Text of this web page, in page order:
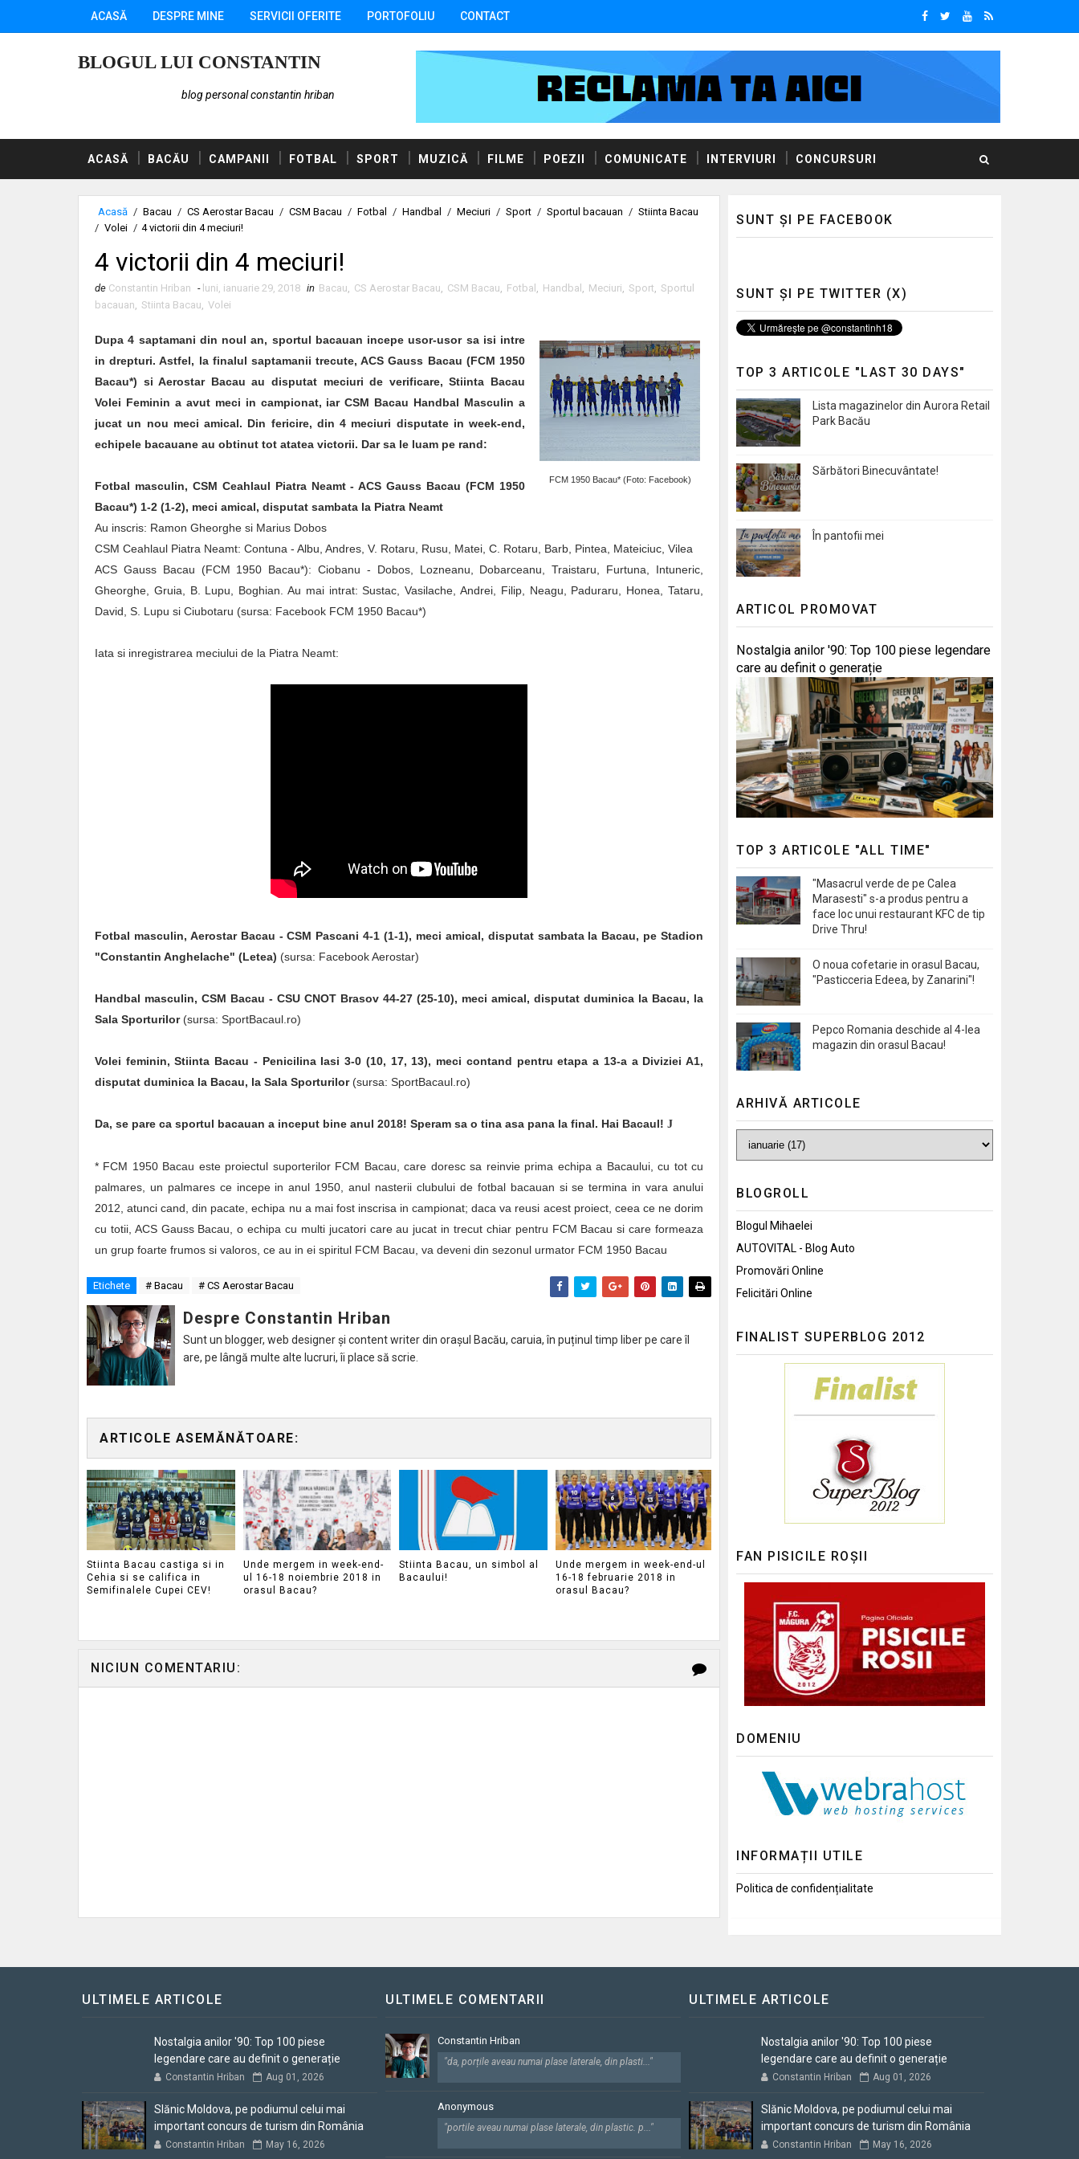
ACASĂ DESPRE MINE SERVICII OFERITE PORTOFOLIU CONTACT
BLOGUL LUI CONSTANTIN
blog personal constantin hriban
ACASĂ BACĂU CAMPANII FOTBAL SPORT MUZICĂ FILME POEZII COMUNICATE INTERVIURI CONCURSURI
Acasă / Bacau / CS Aerostar Bacau / CSM Bacau / Fotbal / Handbal / Meciuri / Sport / Sportul bacauan / Stiinta Bacau
/ Volei / 4 victorii din 4 meciuri!
4 victorii din 4 meciuri!
de Constantin Hriban - luni, ianuarie 29, 2018 in Bacau, CS Aerostar Bacau, CSM Bacau, Fotbal , Handbal , Meciuri, Sport, Sportul
bacauan, Stiinta Bacau, Volei
FCM 1950 Bacau* (Foto: Facebook)
Dupa 4 saptamani din noul an, sportul bacauan incepe usor-usor sa isi intre
in drepturi. Astfel, la finalul saptamanii trecute, ACS Gauss Bacau (FCM 1950
Bacau*) si Aerostar Bacau au disputat meciuri de verificare, Stiinta Bacau
Volei Feminin a avut meci in campionat, iar CSM Bacau Handbal Masculin a
jucat un nou meci amical. Din fericire, din 4 meciuri disputate in week-end,
echipele bacauane au obtinut tot atatea victorii. Dar sa le luam pe rand:
Fotbal masculin, CSM Ceahlaul Piatra Neamt - ACS Gauss Bacau (FCM 1950
Bacau*) 1-2 (1-2), meci amical, disputat sambata la Piatra Neamt
Au inscris: Ramon Gheorghe si Marius Dobos
CSM Ceahlaul Piatra Neamt: Contuna - Albu, Andres, V. Rotaru, Rusu, Matei, C. Rotaru, Barb, Pintea, Mateiciuc, Vilea
ACS Gauss Bacau (FCM 1950 Bacau*): Ciobanu - Dobos, Lozneanu, Dobarceanu, Traistaru, Furtuna, Intuneric,
Gheorghe, Gruia, B. Lupu, Boghian. Au mai intrat: Sustac, Vasilache, Andrei, Filip, Neagu, Paduraru, Honea, Tataru,
David, S. Lupu si Ciubotaru (sursa: Facebook FCM 1950 Bacau*)
Iata si inregistrarea meciului de la Piatra Neamt:
Fotbal masculin, Aerostar Bacau - CSM Pascani 4-1 (1-1), meci amical, disputat sambata la Bacau, pe Stadion
"Constantin Anghelache" (Letea) (sursa: Facebook Aerostar)
Handbal masculin, CSM Bacau - CSU CNOT Brasov 44-27 (25-10), meci amical, disputat duminica la Bacau, la
Sala Sporturilor (sursa: SportBacaul.ro)
Volei feminin, Stiinta Bacau - Penicilina Iasi 3-0 (10, 17, 13), meci contand pentru etapa a 13-a a Diviziei A1,
disputat duminica la Bacau, la Sala Sporturilor (sursa: SportBacaul.ro)
Da, se pare ca sportul bacauan a inceput bine anul 2018! Speram sa o tina asa pana la final. Hai Bacaul! J
* FCM 1950 Bacau este proiectul suporterilor FCM Bacau, care doresc sa reinvie prima echipa a Bacaului, cu tot cu
palmares, un palmares ce incepe in anul 1950, anul nasterii clubului de fotbal bacauan si se termina in vara anului
2012, atunci cand, din pacate, echipa nu a mai fost inscrisa in campionat; daca va reusi acest proiect, ceea ce ne dorim
cu totii, ACS Gauss Bacau, o echipa cu multi jucatori care au jucat in trecut chiar pentru FCM Bacau si care formeaza
un grup foarte frumos si valoros, ce au in ei spiritul FCM Bacau, va deveni din sezonul urmator FCM 1950 Bacau
Etichete # Bacau # CS Aerostar Bacau
Despre Constantin Hriban
Sunt un blogger, web designer și content writer din orașul Bacău, caruia, în puținul timp liber pe care îl
are, pe lângă multe alte lucruri, îi place să scrie.
ARTICOLE ASEMĂNĂTOARE:
Stiinta Bacau castiga si in
Cehia si se califica in
Semifinalele Cupei CEV!
Unde mergem in week-end-
ul 16-18 noiembrie 2018 in
orasul Bacau?
Stiinta Bacau, un simbol al
Bacaului!
Unde mergem in week-end-ul
16-18 februarie 2018 in
orasul Bacau?
NICIUN COMENTARIU:
SUNT ȘI PE FACEBOOK
SUNT ȘI PE TWITTER (X)
TOP 3 ARTICOLE "LAST 30 DAYS"
Lista magazinelor din Aurora Retail
Park Bacău
Sărbători Binecuvântate!
În pantofii mei
ARTICOL PROMOVAT
Nostalgia anilor '90: Top 100 piese legendare
care au definit o generație
TOP 3 ARTICOLE "ALL TIME"
"Masacrul verde de pe Calea
Marasesti" s-a produs pentru a
face loc unui restaurant KFC de tip
Drive Thru!
O noua cofetarie in orasul Bacau,
"Pasticceria Edeea, by Zanarini"!
Pepco Romania deschide al 4-lea
magazin din orasul Bacau!
ARHIVĂ ARTICOLE
BLOGROLL
Blogul Mihaelei
AUTOVITAL - Blog Auto
Promovări Online
Felicitări Online
FINALIST SUPERBLOG 2012
FAN PISICILE ROȘII
DOMENIU
INFORMAȚII UTILE
Politica de confidențialitate
ULTIMELE ARTICOLE
Nostalgia anilor '90: Top 100 piese
legendare care au definit o generație
Constantin Hriban Aug 01, 2026
Slănic Moldova, pe podiumul celui mai
important concurs de turism din România
Constantin Hriban May 16, 2026
ULTIMELE COMENTARII
Constantin Hriban
"da, porțile aveau numai plase laterale, din plasti..."
Anonymous
"portile aveau numai plase laterale, din plastic. p..."
ULTIMELE ARTICOLE
Nostalgia anilor '90: Top 100 piese
legendare care au definit o generație
Constantin Hriban Aug 01, 2026
Slănic Moldova, pe podiumul celui mai
important concurs de turism din România
Constantin Hriban May 16, 2026